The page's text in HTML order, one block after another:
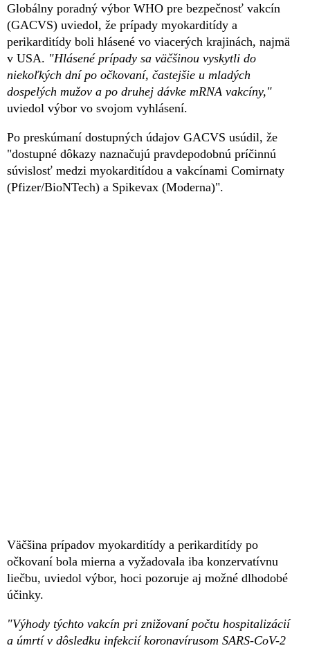
Globálny poradný výbor WHO pre bezpečnosť vakcín
(GACVS) uviedol, že prípady myokarditídy a
perikarditídy boli hlásené vo viacerých krajinách, najmä
v USA. "Hlásené prípady sa väčšinou vyskytli do
niekoľkých dní po očkovaní, častejšie u mladých
dospelých mužov a po druhej dávke mRNA vakcíny,"
uviedol výbor vo svojom vyhlásení.
Po preskúmaní dostupných údajov GACVS usúdil, že
"dostupné dôkazy naznačujú pravdepodobnú príčinnú
súvislosť medzi myokarditídou a vakcínami Comirnaty
(Pfizer/BioNTech) a Spikevax (Moderna)".
Väčšina prípadov myokarditídy a perikarditídy po
očkovaní bola mierna a vyžadovala iba konzervatívnu
liečbu, uviedol výbor, hoci pozoruje aj možné dlhodobé
účinky.
"Výhody týchto vakcín pri znižovaní počtu hospitalizácií
a úmrtí v dôsledku infekcií koronavírusom SARS-CoV-2